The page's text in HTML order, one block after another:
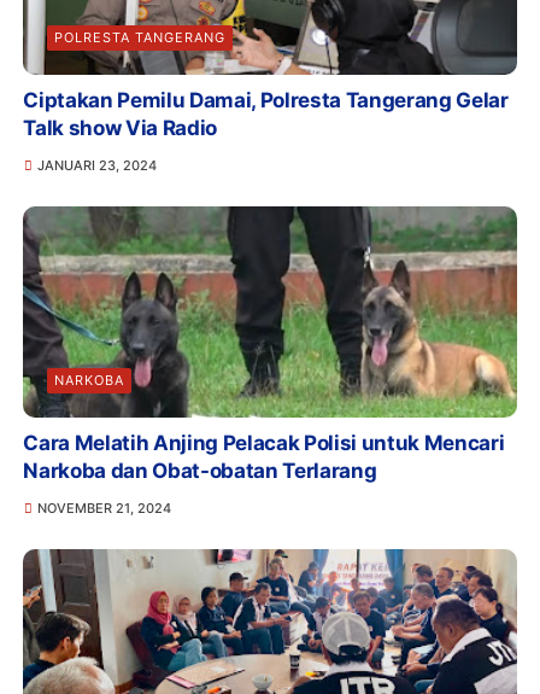
POLRESTA TANGERANG
Ciptakan Pemilu Damai, Polresta Tangerang Gelar
Talk show Via Radio
JANUARI 23, 2024
NARKOBA
Cara Melatih Anjing Pelacak Polisi untuk Mencari
Narkoba dan Obat-obatan Terlarang
NOVEMBER 21, 2024